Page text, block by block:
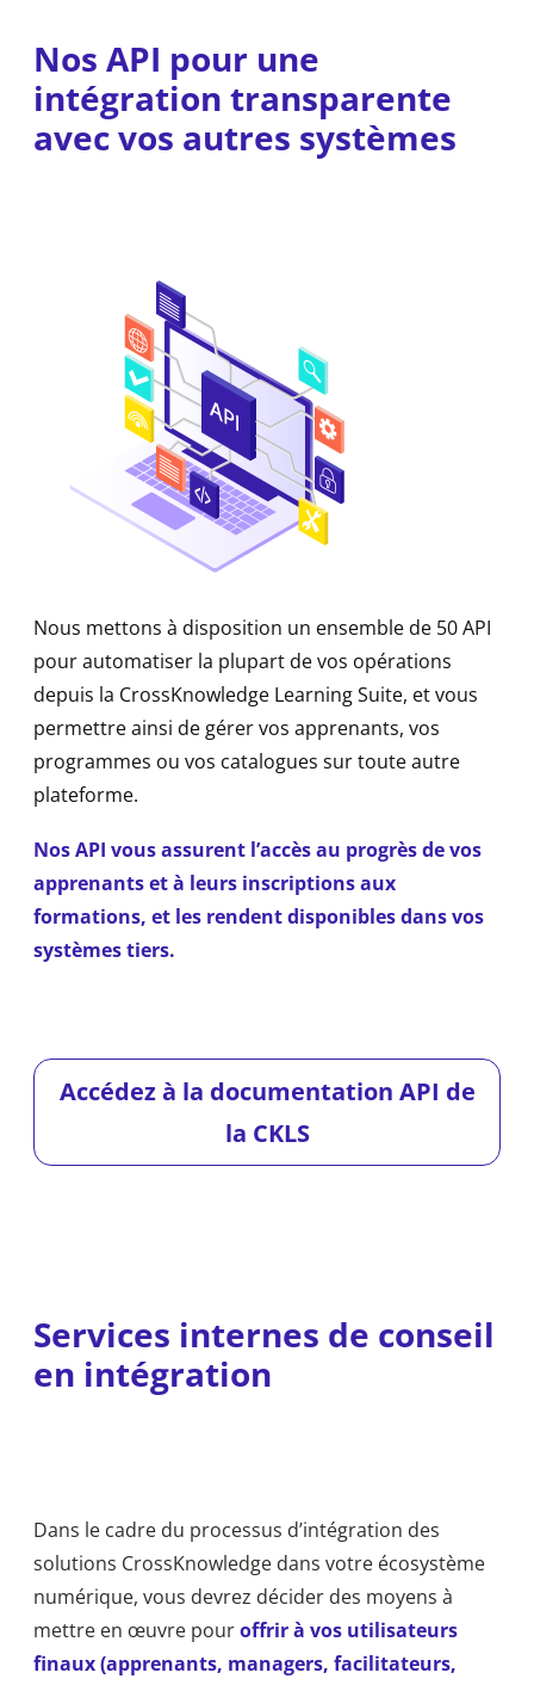
Nos API pour une
intégration transparente
avec vos autres systèmes
Nous mettons à disposition un ensemble de 50 API
pour automatiser la plupart de vos opérations
depuis la CrossKnowledge Learning Suite, et vous
permettre ainsi de gérer vos apprenants, vos
programmes ou vos catalogues sur toute autre
plateforme.
Nos API vous assurent l’accès au progrès de vos
apprenants et à leurs inscriptions aux
formations, et les rendent disponibles dans vos
systèmes tiers.
Accédez à la documentation API de
la CKLS
Services internes de conseil
en intégration
Dans le cadre du processus d’intégration des
solutions CrossKnowledge dans votre écosystème
numérique, vous devrez décider des moyens à
mettre en œuvre pouroffrir à vos utilisateurs
finaux (apprenants, managers, facilitateurs,